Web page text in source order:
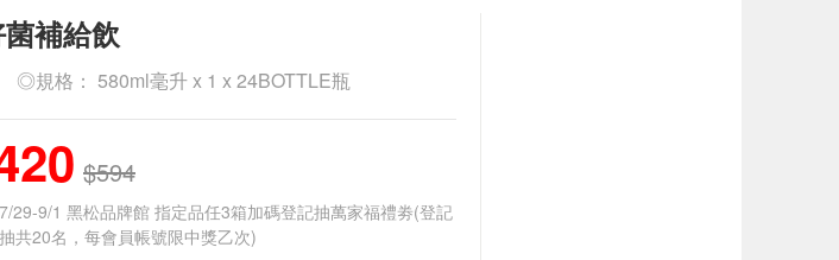
補給飲
◎規格： 580ml毫升 x 1 x 24BOTTLE瓶
$594
7/29-9/1 黑松品牌館 指定品任3箱加碼登記抽萬家福禮劵(登記
抽共20名，每會員帳號限中獎乙次)